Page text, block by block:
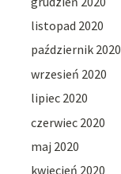
listopad 2020
październik 2020
wrzesień 2020
lipiec 2020
czerwiec 2020
maj 2020
kwiecień 2020